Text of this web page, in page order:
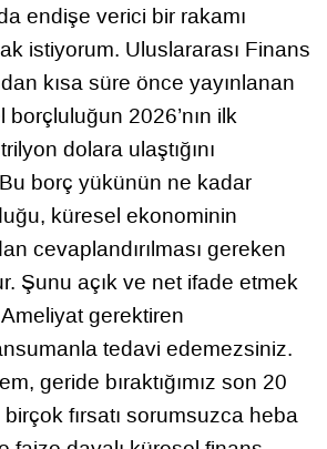
endişe verici bir rakamı
istiyorum. Uluslararası Finans
kısa süre önce yayınlanan
2026’nın ilk
dolara ulaştığını
borç yükünün ne kadar
küresel ekonominin
cevaplandırılması gereken
Şunu açık ve net ifade etmek
gerektiren
tedavi edemezsiniz.
geride bıraktığımız son 20
birçok fırsatı sorumsuzca heba